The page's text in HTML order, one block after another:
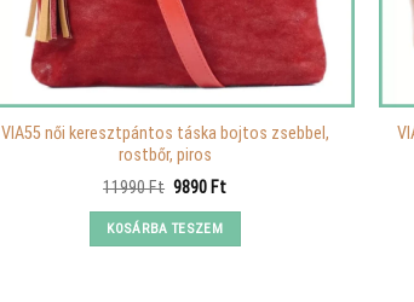
VIA55 női keresztpántos táska bojtos zsebbel,
rostbőr, piros
11990Ft Original
was:
11990 Ft.
9890 FtCurrent
KOSÁRBA TESZEM